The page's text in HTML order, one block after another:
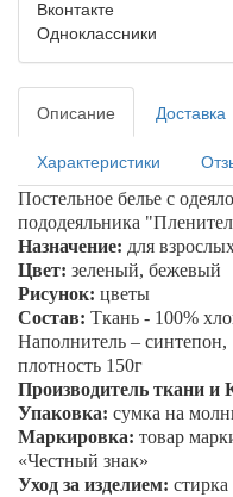
Вконтакте
Одноклассники
Описание Доставка
Характеристики
Постельное белье с
пододеяльника
Назначение: для
Цвет: зеленый, бежевый
Рисунок: цветы
Состав: Ткань - 100%
Наполнитель –
плотность 150г
Производитель ткани и
Упаковка: сумка на
Маркировка: товар
«Честный знак»
Уход за изделием: